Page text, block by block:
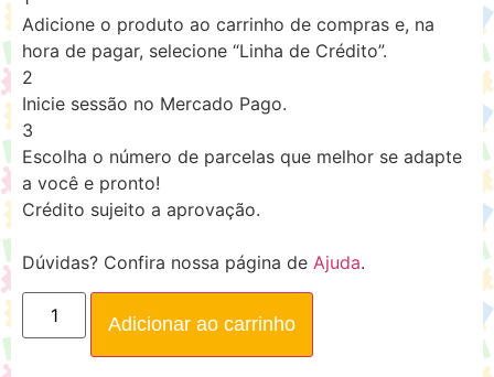
Adicione o produto ao carrinho de compras e, na
hora de pagar, selecione “Linha de Crédito”.
2
Inicie sessão no Mercado Pago.
3
Escolha o número de parcelas que melhor se adapte
a você e pronto!
Crédito sujeito a aprovação.
Dúvidas? Confira nossa página de Ajuda.
Adicionar ao carrinho